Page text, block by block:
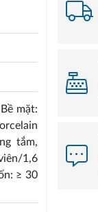
mặt:
tắm,
1,6
≥ 30